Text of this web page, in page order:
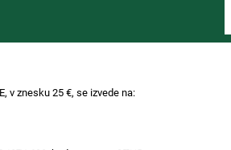
v znesku 25 €, se izvede na: